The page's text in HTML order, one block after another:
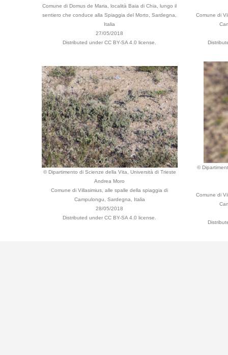
Comune di Domus de Maria, località Baia di Chia, lungo il
sentiero che conduce alla Spiaggia del Morto, Sardegna,
Italia
27/05/2018
Distributed under CC BY-SA 4.0 license.
Comune di
© Dipartimento di Scienze della Vita, Università di Trieste
Andrea Moro
Comune di Villasimius, alle spalle della spiaggia di
Campulongu, Sardegna, Italia
28/05/2018
Distributed under CC BY-SA 4.0 license.
©
Comune di